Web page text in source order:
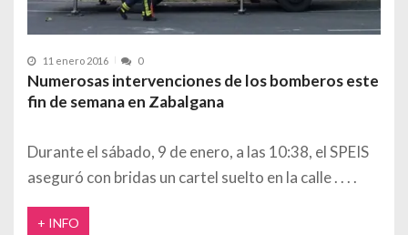
11 enero 2016 0
Numerosas intervenciones de los bomberos este
fin de semana en Zabalgana
Durante el sábado, 9 de enero, a las 10:38, el SPEIS
aseguró con bridas un cartel suelto en la calle
+ INFO